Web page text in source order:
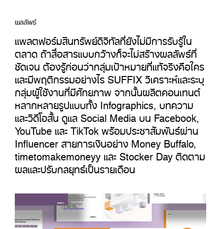
ผลลัพธ์
แพลตฟอร์มสินทรัพย์ดิจิทัลที่ยังไม่มีการรับรู้ใน
ตลาด ถ้าสื่อสารแบบกว้างก็จะไม่สร้างผลลัพธ์ที่
ชัดเจน ต้องรู้ก่อนว่ากลุ่มเป้าหมายที่แท้จริงคือใคร
และมีพฤติกรรมอย่างไร SUFFIX วิเคราะห์และระบุ
กลุ่มผู้ใช้งานที่มีศักยภาพ จากนั้นผลิตคอนเทนต์
หลากหลายรูปแบบทั้ง Infographics, บทความ
และวิดีโอสั้น ดูแล Social Media บน Facebook,
YouTube และ TikTok พร้อมประชาสัมพันธ์ผ่าน
Influencer สายการเงินอย่าง Money Buffalo,
timetomakemoneyy และ Stocker Day ติดตาม
ผลและปรับกลยุทธ์เป็นรายเดือน